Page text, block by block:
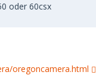
oder 60csx
oregoncamera.html